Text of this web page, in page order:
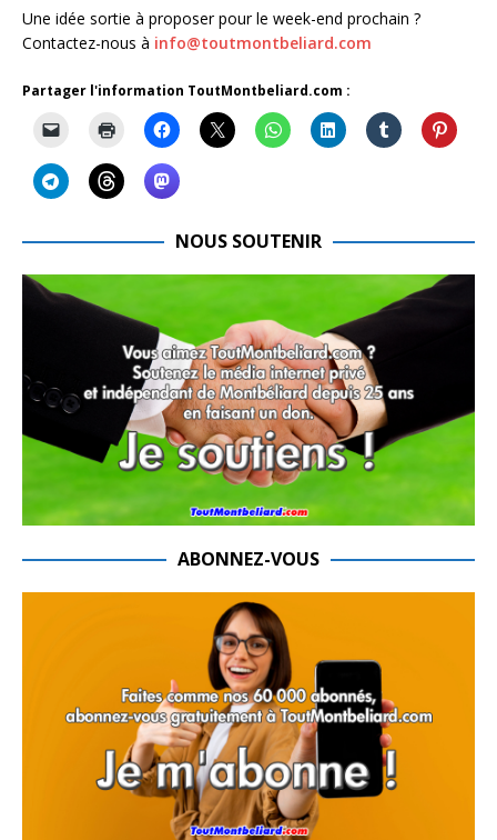
Une idée sortie à proposer pour le week-end prochain ?
Contactez-nous à info@toutmontbeliard.com
Partager l'information ToutMontbeliard.com :
NOUS SOUTENIR
ABONNEZ-VOUS